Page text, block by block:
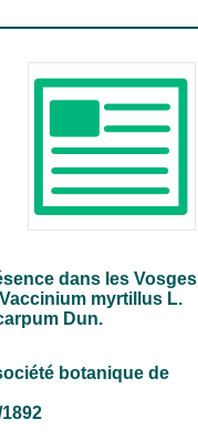
dans les Vosges
myrtillus L.
Dun.
botanique de